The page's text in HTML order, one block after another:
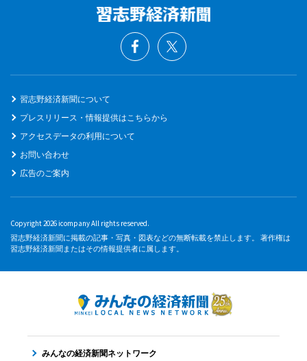
習志野経済新聞について
プレスリリース・情報提供はこちらから
アクセスデータの利用について
お問い合わせ
広告のご案内
Copyright 2026 icompany All rights reserved.
習志野経済新聞に掲載の記事・写真・図表などの無断転載を禁止します。 著作権は
習志野経済新聞またはその情報提供者に属します。
みんなの経済新聞ネットワーク